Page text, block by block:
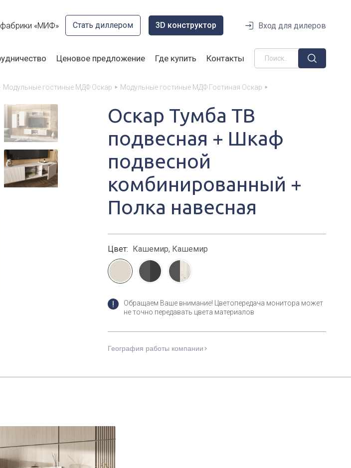
«МИФ» Стать диллером 3D конструктор Вход для дилеров
Ценовое предложение Где купить Контакты
Модульные гостиные МДФ Оскар
Модульные гостиные МДФ Гостиная Оскар
Оскар Тумба ТВ
подвесная + Шкаф
подвесной
комбинированный +
Полка навесная
Цвет: Кашемир, Кашемир
Обращаем Ваше внимание! Цветопередача монитора может
не точно передавать цвета материалов
География работы компании